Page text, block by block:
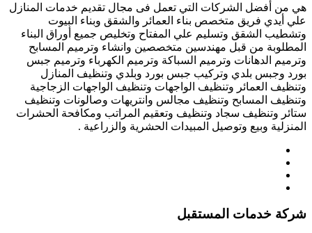
هي من أفضل الشركات التي تعمل فى مجال تقديم خدمات المنازل
علي أيدي فريق متخصص بناء العمائر والشقق وبناء البيوت
وتشطيب الشقق وتسليم علي المفتاح وتخليص جميع أوراق البناء
المطلوبة من قبل مهندسين متخصصين وانشاء وترميم المسابح
وترميم الدهانات وترميم السباكة وترميم الكهرباء وترميم جبس
بورد وجبس بلدي وتركيب جبس بورد وبلدي وتنظيف المنازل
وتنظيف العمائر وتنظيف الواجهات وتنظيف الواجهات الزجاجية
وتنظيف المسابح وتنظيف مجالس وانتريهات وصالونات وتنظيف
ستائر وتنظيف سجاد وتنظيف وتعقيم المراتب ومكافحة الحشرات
المنزلية وبيع وتوصيل المبيدات الحشرية والزراعية .
شركة خدمات المستقبل